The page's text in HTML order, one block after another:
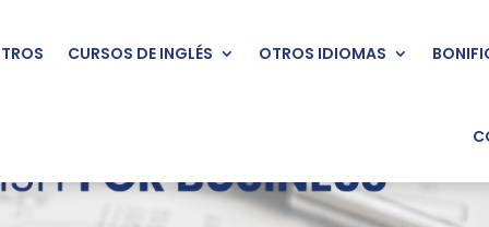
CURSOS DE INGLÉS OTROS IDIOMAS